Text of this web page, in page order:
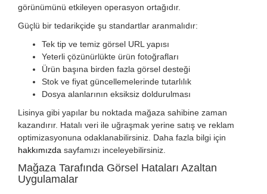
görünümünü etkileyen operasyon ortağıdır.
Güçlü bir tedarikçide şu standartlar aranmalıdır:
Tek tip ve temiz görsel URL yapısı
Yeterli çözünürlükte ürün fotoğrafları
Ürün başına birden fazla görsel desteği
Stok ve fiyat güncellemelerinde tutarlılık
Dosya alanlarının eksiksiz doldurulması
Lisinya gibi yapılar bu noktada mağaza sahibine zaman
kazandırır. Hatalı veri ile uğraşmak yerine satış ve reklam
optimizasyonuna odaklanabilirsiniz. Daha fazla bilgi için
hakkımızda sayfamızı inceleyebilirsiniz.
Mağaza Tarafında Görsel Hataları Azaltan
Uygulamalar